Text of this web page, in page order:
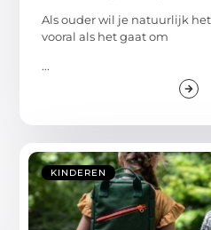
Als ouder wil je natuurlijk
vooral als het gaat om
...
KINDEREN